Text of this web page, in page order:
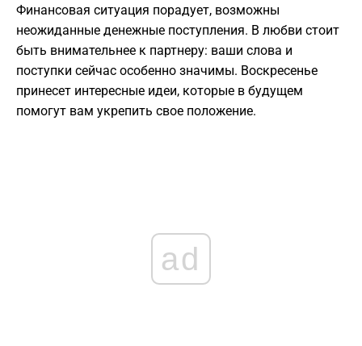
Финансовая ситуация порадует, возможны
неожиданные денежные поступления. В любви стоит
быть внимательнее к партнеру: ваши слова и
поступки сейчас особенно значимы. Воскресенье
принесет интересные идеи, которые в будущем
помогут вам укрепить свое положение.
ad